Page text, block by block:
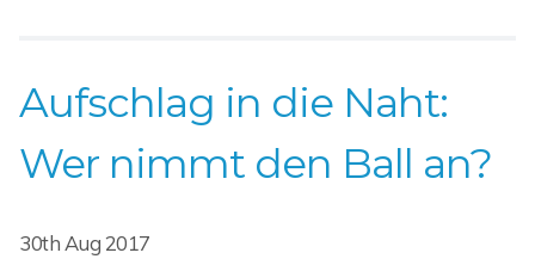
Aufschlag in die Naht:
Wer nimmt den Ball an?
30th Aug 2017